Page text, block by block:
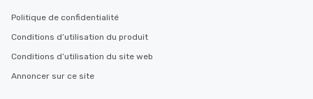
Politique de confidentialité
Conditions d’utilisation du produit
Conditions d’utilisation du site web
Annoncer sur ce site